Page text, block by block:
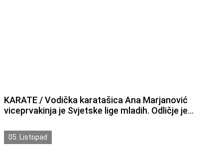
KARATE / Vodička karatašica Ana Marjanović
viceprvakinja je Svjetske lige mladih. Odličje je
karatašica i karataša .
05. Listopad